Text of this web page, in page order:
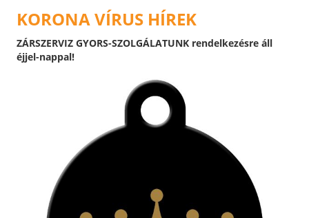
KORONA VÍRUS HÍREK
ZÁRSZERVIZ GYORS-SZOLGÁLATUNK rendelkezésre áll
éjjel-nappal!